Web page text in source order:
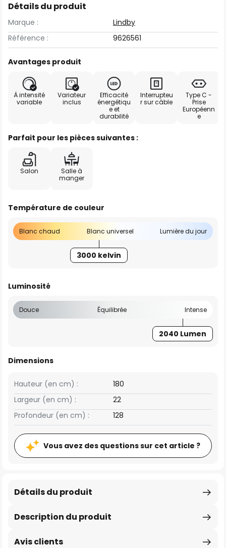
Détails du produit
Marque :
Lindby
Référence :
9626561
Avantages produit
À intensité
variable
Variateur
inclus
Efficacité
énergétiqu
e et
durabilité
Interrupteu
r sur câble
Type C -
Prise
Européenn
e
Parfait pour les pièces suivantes :
Salon
Salle à
manger
Température de couleur
Blanc chaud Blanc universel Lumière du jour
3000 kelvin
Luminosité
Douce Équilibrée Intense
2040 Lumen
Dimensions
Largeur (en cm) : 22
Hauteur (en cm) : 180
Profondeur (en cm) : 128
Vous avez des questions sur cet article ?
Description du produit
Détails du produit
Avis clients